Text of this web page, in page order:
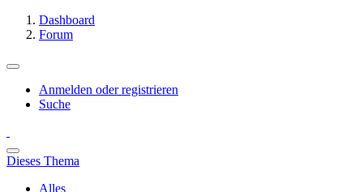
Dashboard
Forum
Anmelden oder registrieren
Suche
Dieses Thema
Alles